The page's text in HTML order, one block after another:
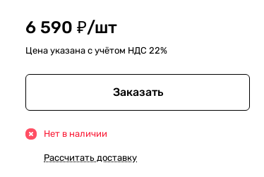
6 590 ₽/шт
Цена указана с учётом НДС 22%
Заказать
Нет в наличии
Рассчитать доставку